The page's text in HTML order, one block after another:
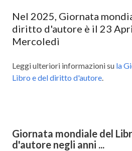
Nel 2025, Giornata
diritto d'autore è il 23
Mercoledì
Leggi ulteriori informazioni su la
Libro e del diritto d'autore.
Giornata mondiale del
d'autore negli anni ...